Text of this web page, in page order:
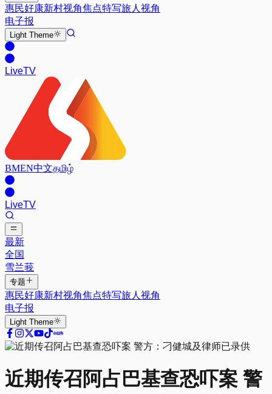
惠民好康新村视角焦点特写旅人视角
电子报
Light Theme
LiveTV
BMEN中文தமிழ்
LiveTV
最新
全国
雪兰莪
专题
惠民好康新村视角焦点特写旅人视角
电子报
Light Theme
近期传召阿占巴基查恐吓案 警